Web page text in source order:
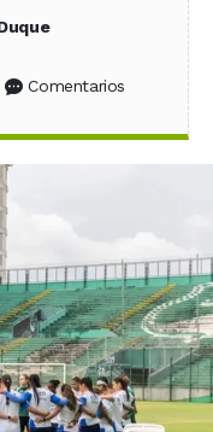
en Facebook
en X (Twitter)
en WhatsApp
Comentarios